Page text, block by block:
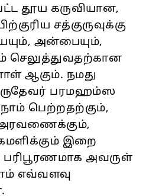
தூய கருவியான,
சத்குருவுக்கு
அன்பையும்,
செலுத்துவதற்கான
ஆகும். நமது
பரமஹம்ஸ
பெற்றதற்கும்,
இறை
அவருள்
எவ்வளவு